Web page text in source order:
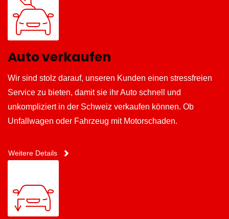
Auto verkaufen
Wir sind stolz darauf, unseren Kunden einen stressfreien
Service zu bieten, damit sie ihr Auto schnell und
unkompliziert in der Schweiz verkaufen können. Ob
Unfallwagen oder Fahrzeug mit Motorschaden.
Weitere Details